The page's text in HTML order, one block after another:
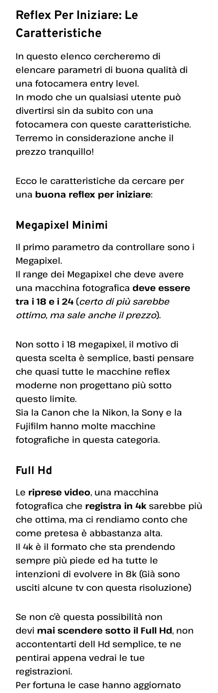
Reflex Per Iniziare: Le
Caratteristiche
In questo elenco cercheremo di
elencare parametri di buona qualità di
una fotocamera entry level.
In modo che un qualsiasi utente può
divertirsi sin da subito con una
fotocamera con queste caratteristiche.
Terremo in considerazione anche il
prezzo tranquillo!
Ecco le caratteristiche da cercare per
una buona reflex per iniziare:
Megapixel Minimi
Il primo parametro da controllare sono i
Megapixel.
Il range dei Megapixel che deve avere
una macchina fotografica deve essere
tra i 18 e i 24 (certo di più sarebbe
ottimo, ma sale anche il prezzo).
Non sotto i 18 megapixel, il motivo di
questa scelta è semplice, basti pensare
che quasi tutte le macchine reflex
moderne non progettano più sotto
questo limite.
Sia la Canon che la Nikon, la Sony e la
Fujifilm hanno molte macchine
fotografiche in questa categoria.
Full Hd
Le riprese video, una macchina
fotografica che registra in 4k sarebbe più
che ottima, ma ci rendiamo conto che
come pretesa è abbastanza alta.
Il 4k è il formato che sta prendendo
sempre più piede ed ha tutte le
intenzioni di evolvere in 8k (Già sono
usciti alcune tv con questa risoluzione)
Se non c’è questa possibilità non
devi mai scendere sotto il Full Hd, non
accontentarti dell Hd semplice, te ne
pentirai appena vedrai le tue
registrazioni.
Per fortuna le case hanno aggiornato